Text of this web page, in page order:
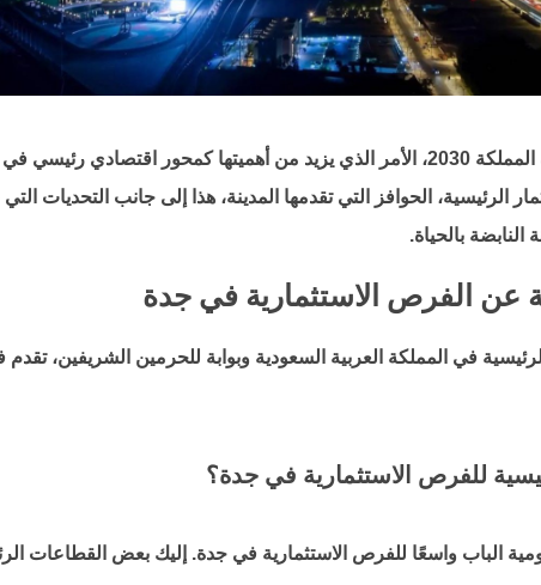
تلعب جدة دورًا كبيرًا في رؤية المملكة 2030، الأمر الذي يزيد من
الرئيسية، الحوافز التي تقدمها المدينة، هذا إلى جانب
بالحياة.
عن الفرص الاستثمارية في جدة
في المملكة العربية السعودية وبوابة للحرمين الشريفين،
للفرص الاستثمارية في جدة؟
الباب واسعًا للفرص الاستثمارية في جدة. إليك بعض القطاعات